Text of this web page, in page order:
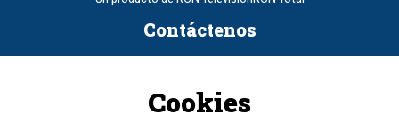
Contáctenos
Cookies